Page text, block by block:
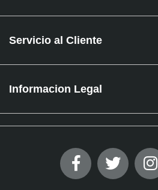
Servicio al Cliente
Informacion Legal